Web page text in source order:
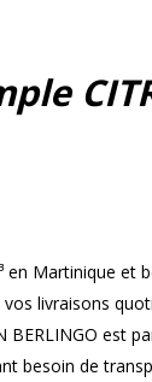
en Martinique et
livraisons
BERLINGO est
besoin de